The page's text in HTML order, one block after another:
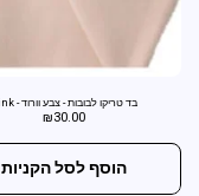
בד טריקו לבובות - צבע וורוד - Pink
₪30.00
הוסף לסל הקניות